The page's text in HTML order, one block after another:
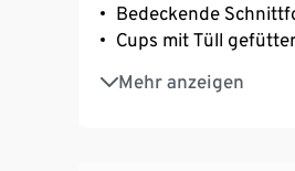
Bedeckende
Cups mit Tüll
Mehr anzeigen
Für eine natürliche